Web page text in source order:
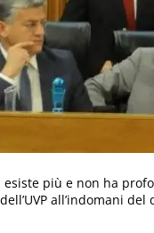
esiste più e non ha
all’indomani